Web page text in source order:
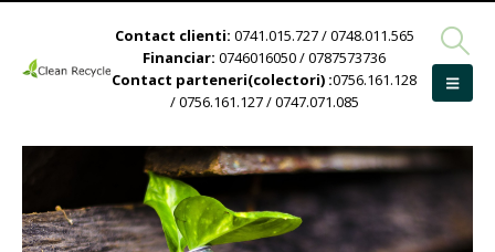
Contact clienti: 0741.015.727 / 0748.011.565
Financiar: 0746016050 / 0787573736
Contact parteneri(colectori) :0756.161.128
/ 0756.161.127 / 0747.071.085